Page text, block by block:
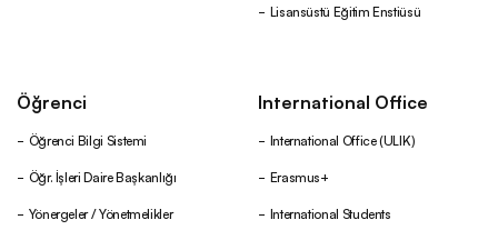
Fahri Akademik Kadro
Kütüphane
Lisansüstü Eğitim Enstiüsü
Öğrenci
Öğrenci Bilgi Sistemi
Öğr. İşleri Daire Başkanlığı
Yönergeler / Yönetmelikler
International Office
International Office (ULIK)
Erasmus+
International Students